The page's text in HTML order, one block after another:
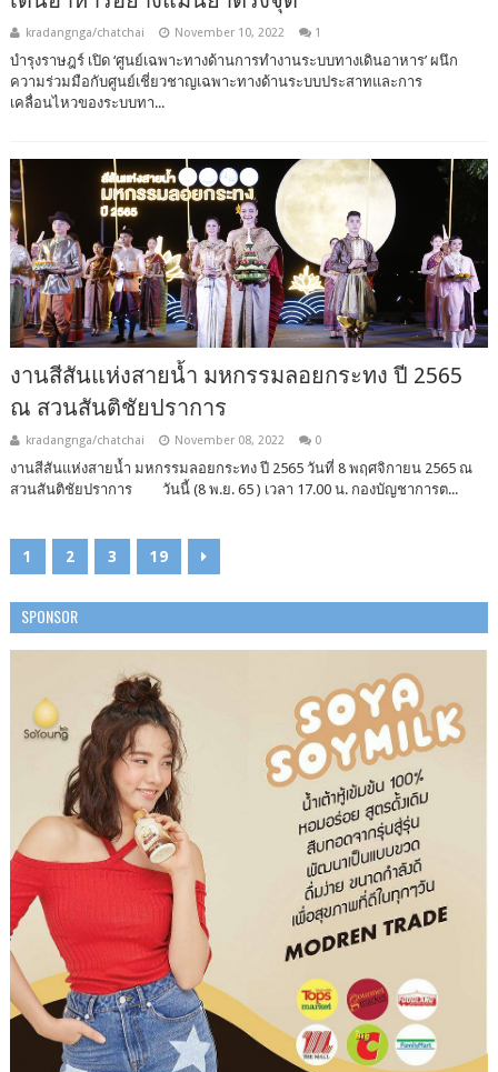
kradangnga/chatchai November 10, 2022 1
บำรุงราษฎร์ เปิด ‘ศูนย์เฉพาะทางด้านการทำงานระบบทางเดินอาหาร’ ผนึก
ความร่วมมือกับศูนย์เชี่ยวชาญเฉพาะทางด้านระบบประสาทและการ
เคลื่อนไหวของระบบทา...
งานสีสันแห่งสายน้ำ มหกรรมลอยกระทง ปี 2565
ณ สวนสันติชัยปราการ
kradangnga/chatchai November 08, 2022 0
งานสีสันแห่งสายน้ำ มหกรรมลอยกระทง ปี 2565 วันที่ 8 พฤศจิกายน 2565 ณ
สวนสันติชัยปราการ วันนี้ (8 พ.ย. 65 ) เวลา 17.00 น. กองบัญชาการต...
1 2 3 19
SPONSOR